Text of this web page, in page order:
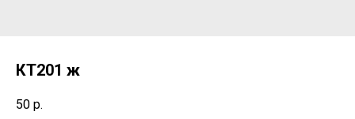
КТ201 ж
50 р.